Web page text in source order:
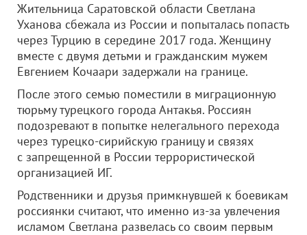
Жительница Саратовской области Светлана
Уханова сбежала из России и попыталась попасть
через Турцию в середине 2017 года. Женщину
вместе с двумя детьми и гражданским мужем
Евгением Кочаари задержали на границе.
После этого семью поместили в миграционную
тюрьму турецкого города Антакья. Россиян
подозревают в попытке нелегального перехода
через турецко-сирийскую границу и связях
с запрещенной в России террористической
организацией ИГ.
Родственники и друзья примкнувшей к боевикам
россиянки считают, что именно из-за увлечения
исламом Светлана развелась со своим первым